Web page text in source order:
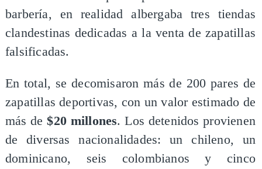
barbería, en realidad albergaba tres tiendas
clandestinas dedicadas a la venta de zapatillas
falsificadas.
En total, se decomisaron más de 200 pares de
zapatillas deportivas, con un valor estimado de
más de$20 millones. Los detenidos provienen
de diversas nacionalidades: un chileno, un
dominicano, seis colombianos y cinco